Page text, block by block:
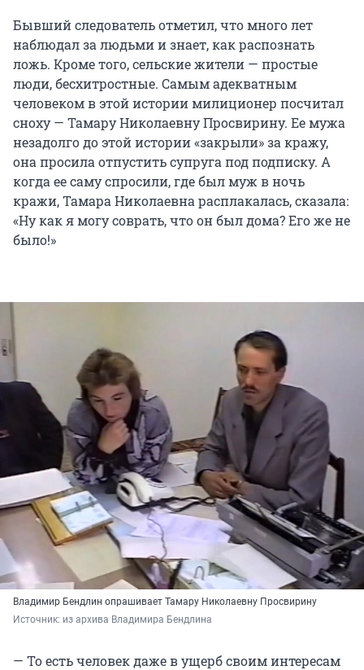
Бывший следователь отметил, что много лет
наблюдал за людьми и знает, как распознать
ложь. Кроме того, сельские жители — простые
люди, бесхитростные. Самым адекватным
человеком в этой истории милиционер посчитал
сноху — Тамару Николаевну Просвирину. Ее мужа
незадолго до этой истории «закрыли» за кражу,
она просила отпустить супруга под подписку. А
когда ее саму спросили, где был муж в ночь
кражи, Тамара Николаевна расплакалась, сказала:
«Ну как я могу соврать, что он был дома? Его же не
было!»
Владимир Бендлин опрашивает Тамару Николаевну Просвирину
Источник: из архива Владимира Бендлина
— То есть человек даже в ущерб своим интересам